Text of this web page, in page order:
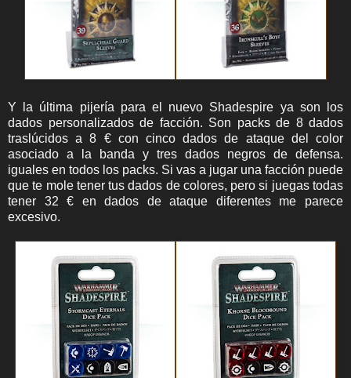
Y la última pijería para el nuevo Shadespire ya son los
dados personalizados de facción. Son packs de 8 dados
traslúcidos a 8 € con cinco dados de ataque del color
asociado a la banda y tres dados negros de defensa.
iguales en todos los packs. Si vas a jugar una facción puede
que te mole tener tus dados de colores, pero si juegas todas
tener 32 € en dados de ataque diferentes me parece
excesivo.